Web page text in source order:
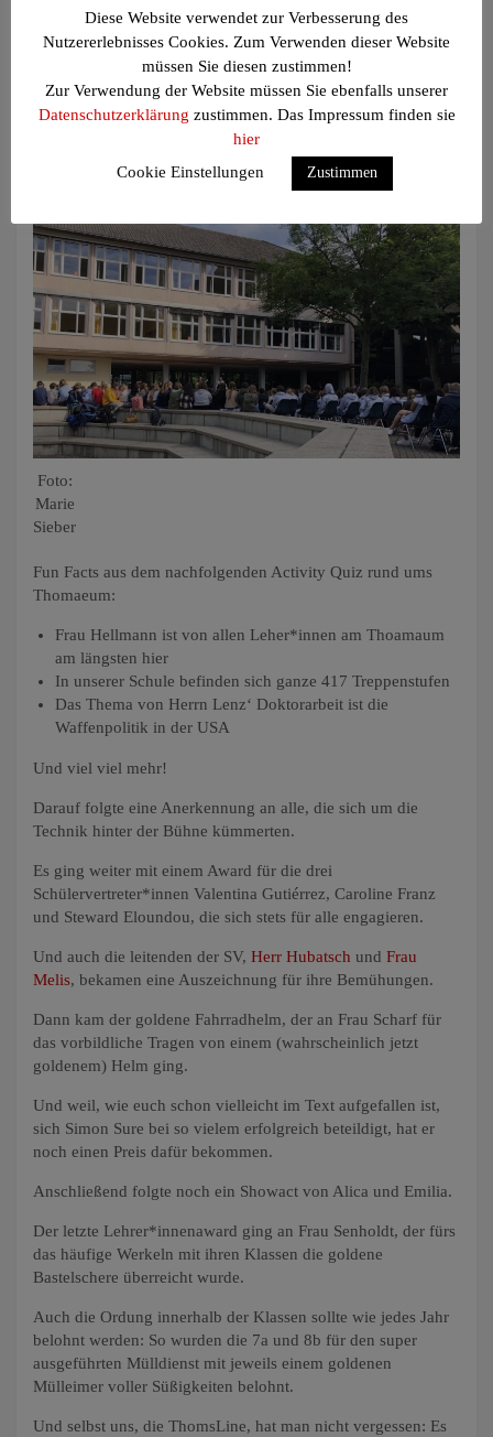
im Fußball hochhalten zwischen zwei Schülern aus der Q1
und Herrn Erdmann und Herrn Spallek statt, wobei natürlich,
wer hätte es auch anders erwartet, die Schüler gewannen
Im Anschluss an dieses Battle wurde die goldene Maske an
Herr Vossen für seine sehr lustige Schnurrbart-Maske
Foto:
Marie
Sieber
Fun Facts aus dem nachfolgenden Activity Quiz rund ums
Thomaeum:
Frau Hellmann ist von allen Leher*innen am Thoamaum
am längsten hier
In unserer Schule befinden sich ganze 417 Treppenstufen
Das Thema von Herrn Lenz‘ Doktorarbeit ist die
Waffenpolitik in der USA
Und viel viel mehr!
Darauf folgte eine Anerkennung an alle, die sich um die
Technik hinter der Bühne kümmerten.
Es ging weiter mit einem Award für die drei
Schülervertreter*innen Valentina Gutiérrez, Caroline Franz
und Steward Eloundou, die sich stets für alle engagieren.
Und auch die leitenden der SV, Herr Hubatsch und Frau
Melis, bekamen eine Auszeichnung für ihre Bemühungen.
Dann kam der goldene Fahrradhelm, der an Frau Scharf für
das vorbildliche Tragen von einem (wahrscheinlich jetzt
goldenem) Helm ging.
Und weil, wie euch schon vielleicht im Text aufgefallen ist,
sich Simon Sure bei so vielem erfolgreich beteildigt, hat er
noch einen Preis dafür bekommen.
Anschließend folgte noch ein Showact von Alica und Emilia.
Der letzte Lehrer*innenaward ging an Frau Senholdt, der fürs
das häufige Werkeln mit ihren Klassen die goldene
Bastelschere überreicht wurde.
Auch die Ordung innerhalb der Klassen sollte wie jedes Jahr
belohnt werden: So wurden die 7a und 8b für den super
ausgeführten Mülldienst mit jeweils einem goldenen
Mülleimer voller Süßigkeiten belohnt.
Und selbst uns, die ThomsLine, hat man nicht vergessen: Es
Diese Website verwendet zur Verbesserung des
Nutzererlebnisses Cookies. Zum Verwenden dieser Website
müssen Sie diesen zustimmen!
Zur Verwendung der Website müssen Sie ebenfalls unserer
Datenschutzerklärung zustimmen. Das Impressum finden sie
hier
Cookie Einstellungen
Zustimmen